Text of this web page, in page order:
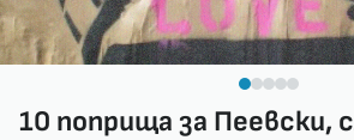
10 поприща за Пеевски,